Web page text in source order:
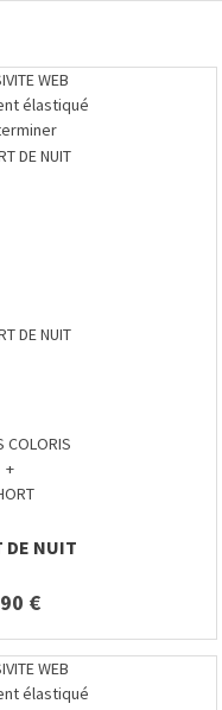
WEB
élastiqué
+
DE NUIT
€
WEB
élastiqué